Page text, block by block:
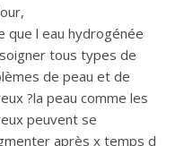
que l eau hydrogénée
tous types de
de peau et de
?la peau comme les
peuvent se
après x temps d